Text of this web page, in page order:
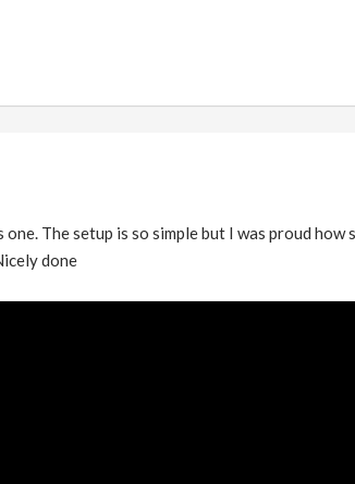
one. The setup is so simple but I was proud
done